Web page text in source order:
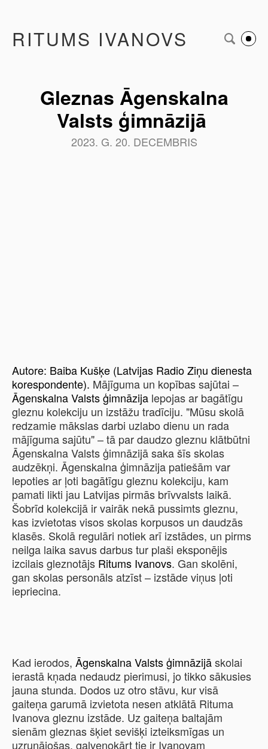
RITUMS IVANOVS
Gleznas Āgenskalna
Valsts ģimnāzijā
2023. G. 20. DECEMBRIS
Autore: Baiba Kušķe (Latvijas Radio Ziņu dienesta
korespondente). Mājīguma un kopības sajūtai –
Āgenskalna Valsts ģimnāzija lepojas ar bagātīgu
gleznu kolekciju un izstāžu tradīciju. "Mūsu skolā
redzamie mākslas darbi uzlabo dienu un rada
mājīguma sajūtu" – tā par daudzo gleznu klātbūtni
Āgenskalna Valsts ģimnāzijā saka šīs skolas
audzēkņi. Āgenskalna ģimnāzija patiešām var
lepoties ar ļoti bagātīgu gleznu kolekciju, kam
pamati likti jau Latvijas pirmās brīvvalsts laikā.
Šobrīd kolekcijā ir vairāk nekā pussimts gleznu,
kas izvietotas visos skolas korpusos un daudzās
klasēs. Skolā regulāri notiek arī izstādes, un pirms
neilga laika savus darbus tur plaši eksponējis
izcilais gleznotājs Ritums Ivanovs. Gan skolēni,
gan skolas personāls atzīst – izstāde viņus ļoti
iepriecina.
Kad ierodos, Āgenskalna Valsts ģimnāzijāskolai
ierastā kņada nedaudz pierimusi, jo tikko sākusies
jauna stunda. Dodos uz otro stāvu, kur visā
gaiteņa garumā izvietota nesen atklātā Rituma
Ivanova gleznu izstāde. Uz gaiteņa baltajām
sienām gleznas šķiet sevišķi izteiksmīgas un
uzrunājošas, galvenokārt tie ir Ivanovam